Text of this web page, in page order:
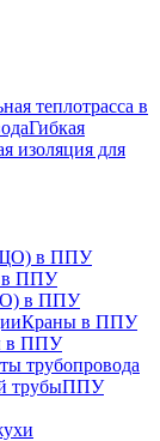
теплотрасса в
Гибкая
изоляция для
в ППУ
в ППУ
в ППУ
Краны в ППУ
в ППУ
трубопровода
трубыППУ